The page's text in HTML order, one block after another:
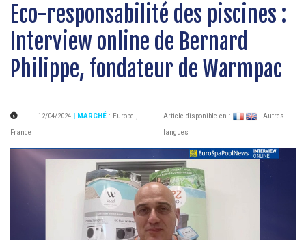
Eco-responsabilité des piscines :
Interview online de Bernard
Philippe, fondateur de Warmpac
12/04/2024 | MARCHÉ : Europe ,
France
Article disponible en :
| Autres
langues